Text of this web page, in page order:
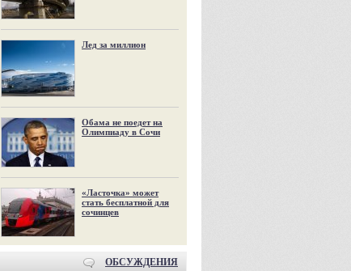
Лед за миллион
Обама не поедет на
Олимпиаду в Сочи
«Ласточка» может
стать бесплатной для
сочинцев
ОБСУЖДЕНИЯ